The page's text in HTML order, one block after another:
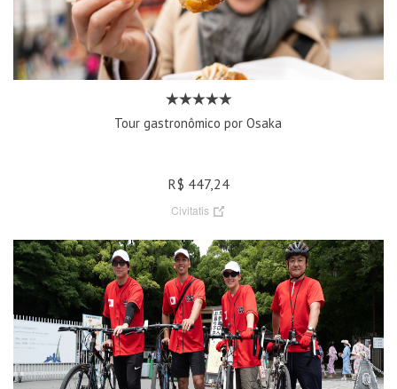
Tour gastronômico por Osaka
R$ 447,24
Civitatis